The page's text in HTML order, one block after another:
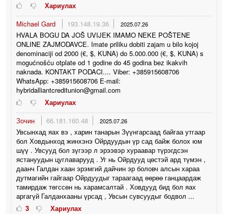
Хариулах
Michael Gard
193.148.19.36 2025.07.26
HVALA BOGU DA JOŠ UVIJEK IMAMO NEKE POŠTENE
ONLINE ZAJMODAVCE. Imate priliku dobiti zajam u bilo kojoj
denominaciji od 2000 (€, $, KUNA) do 5.000.000 (€, $, KUNA) s
mogućnošću otplate od 1 godine do 45 godina bez ikakvih
naknada. KONTAKT PODACI.... Viber: +385915608706
WhatsApp: +385915608706 E-mail:
hybridalliantcreditunion@gmail.com
Хариулах
Зочин
66.181.160.48 2025.07.26
Увсынхад яах вэ , харин танарын Зүүнгарсаад байгаа утгаар
бол Ховдынход жинхэнэ Ойрдуудын үр сад байж болох юм
шүү . Увсууд бол зүгээр л эрээвэр хураавар түрэгдсэн
ястануудын цуглаварууд . Уг нь Ойрдууд цөстэй ард түмэн ,
даанч Галдан хаан эрэмгий дайчин эр боловч алсын хараа
дутмагийн гайгаар Ойрдуудыг тараагаад өөрөө ганцаардаж
тамирдаж төгссөн нь харамсалтай . Ховдууд бид бол яах
аргагүй Галданхааны үрсад , Увсын сувсуудыг бодвол ...
3
Хариулах